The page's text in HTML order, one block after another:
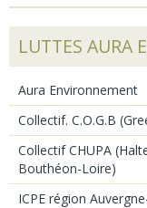
LUTTES AURA
Aura Environnement
Collectif. C.O.G.B
Collectif CHUPA
Bouthéon-Loire)
ICPE région